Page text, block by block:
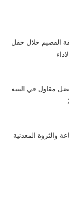
القصيم خلال حفل
مقاول في البنية
والثروة المعدنية